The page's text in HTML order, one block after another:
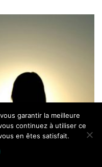
garantir la meilleure
continuez à utiliser ce
en êtes satisfait.